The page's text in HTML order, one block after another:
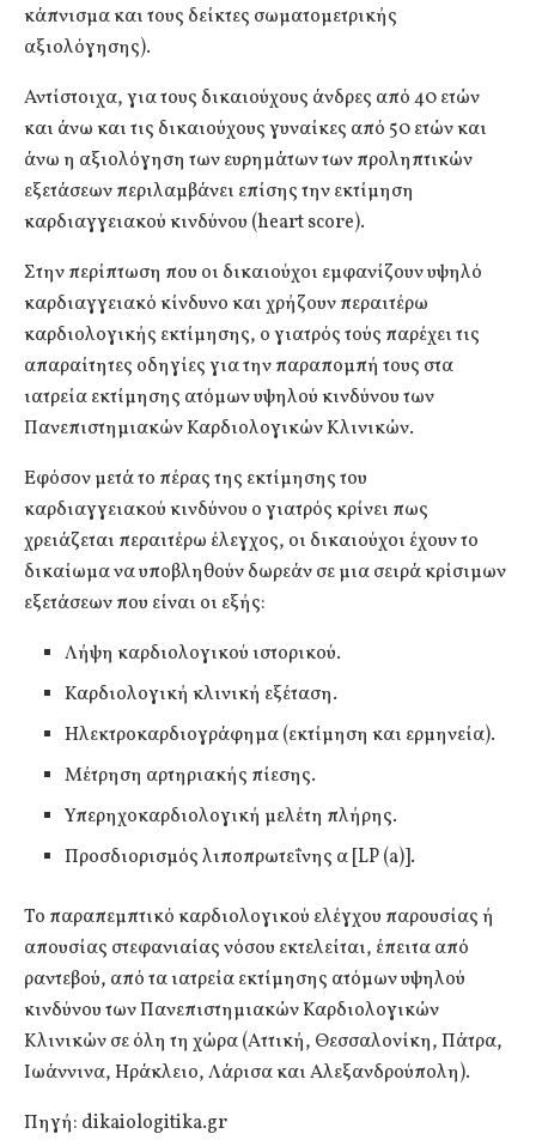
κάπνισμα και τους δείκτες σωματομετρικής
αξιολόγησης).
Αντίστοιχα, για τους δικαιούχους άνδρες από 40 ετών
και άνω και τις δικαιούχους γυναίκες από 50 ετών και
άνω η αξιολόγηση των ευρημάτων των προληπτικών
εξετάσεων περιλαμβάνει επίσης την εκτίμηση
καρδιαγγειακού κινδύνου (heart score).
Στην περίπτωση που οι δικαιούχοι εμφανίζουν υψηλό
καρδιαγγειακό κίνδυνο και χρήζουν περαιτέρω
καρδιολογικής εκτίμησης, ο γιατρός τούς παρέχει τις
απαραίτητες οδηγίες για την παραπομπή τους στα
ιατρεία εκτίμησης ατόμων υψηλού κινδύνου των
Πανεπιστημιακών Καρδιολογικών Κλινικών.
Εφόσον μετά το πέρας της εκτίμησης του
καρδιαγγειακού κινδύνου ο γιατρός κρίνει πως
χρειάζεται περαιτέρω έλεγχος, οι δικαιούχοι έχουν το
δικαίωμα να υποβληθούν δωρεάν σε μια σειρά κρίσιμων
εξετάσεων που είναι οι εξής:
Λήψη καρδιολογικού ιστορικού.
Καρδιολογική κλινική εξέταση.
Ηλεκτροκαρδιογράφημα (εκτίμηση και ερμηνεία).
Μέτρηση αρτηριακής πίεσης.
Υπερηχοκαρδιολογική μελέτη πλήρης.
Προσδιορισμός λιποπρωτεΐνης α [LP (a)].
Το παραπεμπτικό καρδιολογικού ελέγχου παρουσίας ή
απουσίας στεφανιαίας νόσου εκτελείται, έπειτα από
ραντεβού, από τα ιατρεία εκτίμησης ατόμων υψηλού
κινδύνου των Πανεπιστημιακών Καρδιολογικών
Κλινικών σε όλη τη χώρα (Αττική, Θεσσαλονίκη, Πάτρα,
Ιωάννινα, Ηράκλειο, Λάρισα και Αλεξανδρούπολη).
Πηγή: dikaiologitika.gr